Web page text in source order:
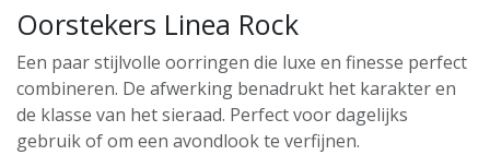
Oorstekers Linea Rock
Een paar stijlvolle oorringen die luxe en finesse perfect
combineren. De afwerking benadrukt het karakter en
de klasse van het sieraad. Perfect voor dagelijks
gebruik of om een avondlook te verfijnen.